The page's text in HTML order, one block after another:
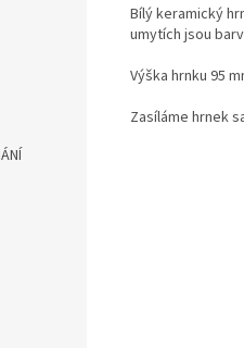
Bílý keramický
umytích jsou
Výška hrnku 95
Zasíláme hrnek